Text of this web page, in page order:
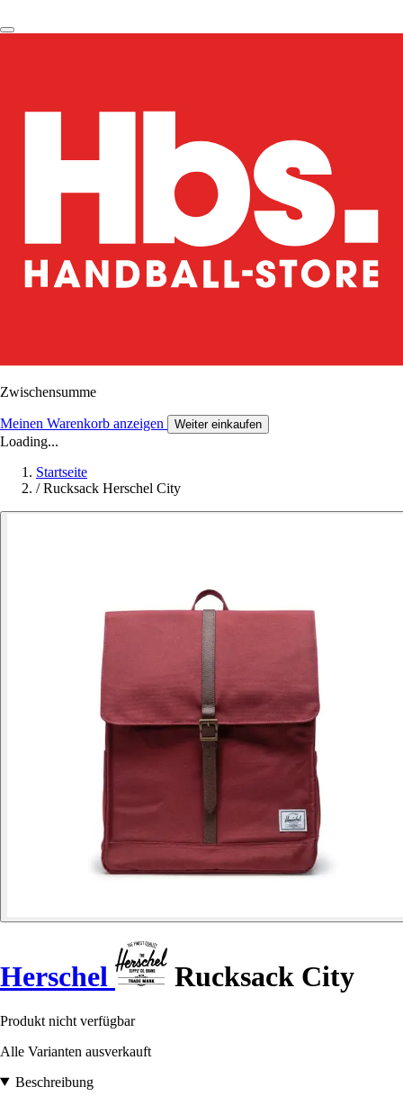
Zwischensumme
Meinen Warenkorb anzeigen Weiter einkaufen
Loading...
Startseite
/ Rucksack Herschel City
Herschel Rucksack City
Produkt nicht verfügbar
Alle Varianten ausverkauft
Beschreibung